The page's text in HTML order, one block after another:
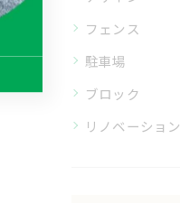
フェンス
駐車場
ブロック
リノベーション